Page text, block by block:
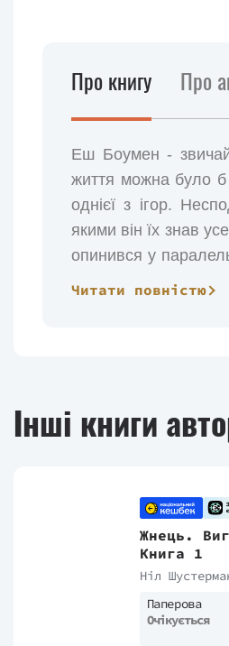
Про книгу Про
Еш Боумен -
життя можна було б
однієї з ігор.
якими він їх знав
опинився у
знайомиться з
Читати повністю
Інші книги
Жнець.
Книга 1
Ніл
Паперова
Очікується